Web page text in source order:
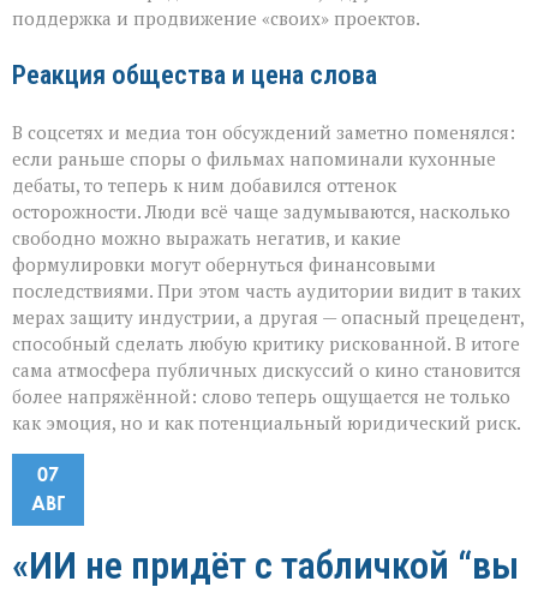
поддержка и продвижение «своих» проектов.
Реакция общества и цена слова
В соцсетях и медиа тон обсуждений заметно поменялся:
если раньше споры о фильмах напоминали кухонные
дебаты, то теперь к ним добавился оттенок
осторожности. Люди всё чаще задумываются, насколько
свободно можно выражать негатив, и какие
формулировки могут обернуться финансовыми
последствиями. При этом часть аудитории видит в таких
мерах защиту индустрии, а другая — опасный прецедент,
способный сделать любую критику рискованной. В итоге
сама атмосфера публичных дискуссий о кино становится
более напряжённой: слово теперь ощущается не только
как эмоция, но и как потенциальный юридический риск.
07
АВГ
«ИИ не придёт с табличкой “вы